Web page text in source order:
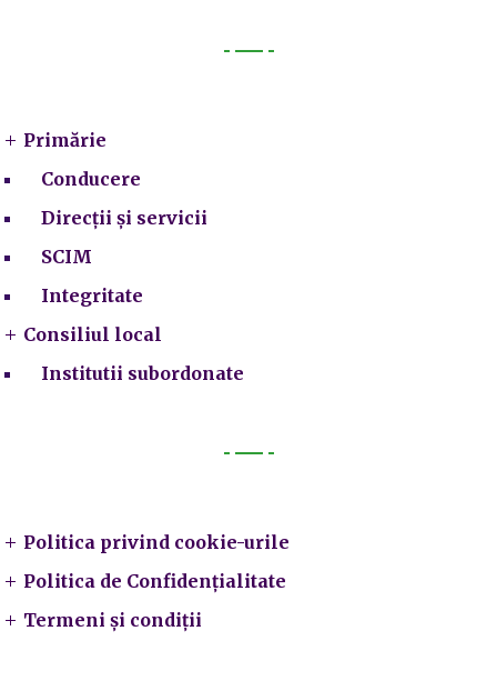
Primărie
Conducere
Direcții și servicii
SCIM
Integritate
Consiliul local
Institutii subordonate
Politica privind cookie-urile
Politica de Confidențialitate
Termeni și condiții